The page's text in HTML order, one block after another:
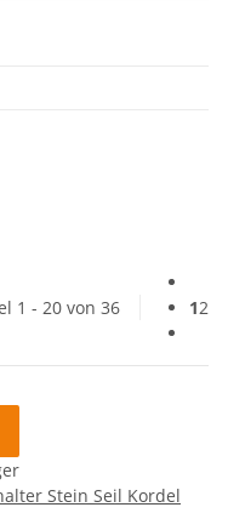
1 - 20 von 36 12